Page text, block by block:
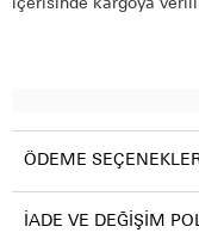
içerisinde kargoya
ÖDEME
İADE VE DEĞIŞIM